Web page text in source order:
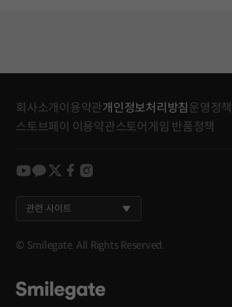
회사소개이용약관개인정보처리방침 운영정책
스토브페이 이용약관스토어게임 반품정책
youtube
kakao
twitter
facebook
instagram
관련 사이트
© Smilegate. All Rights Reserved.